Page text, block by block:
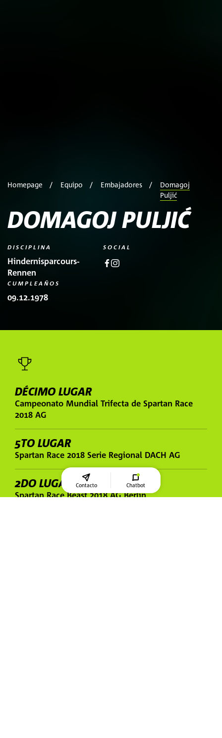
Homepage Equipo Embajadores
Domagoj
Puljić
DOMAGOJ PULJIĆ
DISCIPLINA
Hindernisparcours-
Rennen
SOCIAL
CUMPLEAÑOS
09.12.1978
DÉCIMO LUGAR
Campeonato Mundial Trifecta de Spartan Race
2018 AG
5TO LUGAR
Spartan Race 2018 Serie Regional DACH AG
2DO LUGAR
Spartan Race Beast 2018 AG Berlín
Contacto Chatbot